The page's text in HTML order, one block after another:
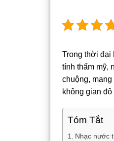
Trong thời đại
tính thẩm mỹ,
chuộng,
không gian
Tóm Tắt
Nhạc nước